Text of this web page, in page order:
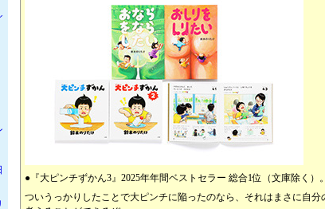
●『大ピンチずかん3』2025年年間ベストセラー 総合1位（文庫除く）
ついうっかりしたことで大ピンチに陥ったのなら、それはまさに自